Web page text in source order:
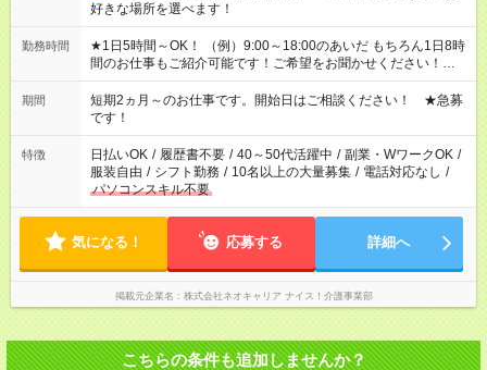
好きな場所を選べます！
勤務時間
★1日5時間～OK！ （例）9:00～18:00のあいだ もちろん1日8時
間のお仕事もご紹介可能です！ご希望をお聞かせください！★家
庭の都合でお休みが必要な場合も遠慮なくご相談ください。 ※
週最低15時間以上の勤務が必要です
期間
短期2ヵ月～のお仕事です。開始日はご相談ください！ ★急募
です！
特徴 日払いOK / 履歴書不要 / 40～50代活躍中 / 副業・WワークOK /
服装自由 / シフト勤務 / 10名以上の大量募集 / 電話対応なし /
パソコンスキル不要
気になる！ 応募する 詳細へ
掲載元企業名 株式会社ネオキャリア ナイス！介護事業部
こちらの条件も追加しませんか？